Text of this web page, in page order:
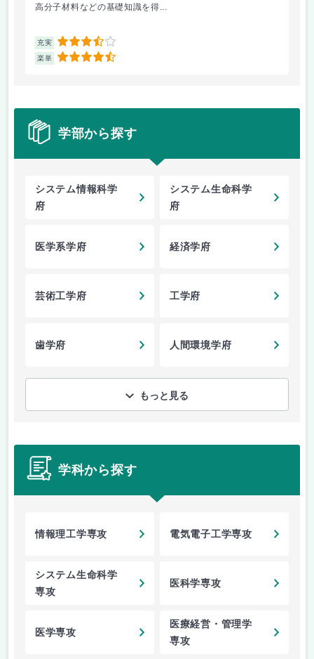
高分子材料などの基礎知識を得...
充実 3.5
楽単 4.5
学部から探す
システム情報科学
府
システム生命科学
府
医学系学府 経済学府
芸術工学府 工学府
歯学府 人間環境学府
もっと見る
学科から探す
情報理工学専攻 電気電子工学専攻
システム生命科学
専攻
医科学専攻
医学専攻
医療経営・管理学
専攻